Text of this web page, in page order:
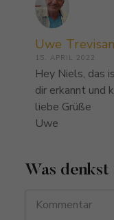
Uwe Trevisan
15. APRIL 2022
Hey Niels, das
dir erkannt und
liebe Grüße
Uwe
Was denkst